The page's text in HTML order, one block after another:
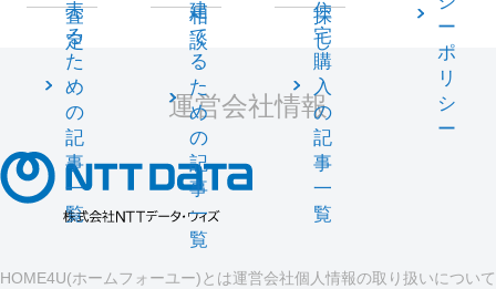
査
定
売
る
た
め
の
記
事
一
覧
相
談
建
て
る
た
め
の
記
事
一
覧
探
し
住
宅
購
入
の
記
事
一
覧
ー
ポ
リ
シ
ー
運営会社情報
HOME4U(ホームフォーユー)とは運営会社個人情報の取り扱いについて